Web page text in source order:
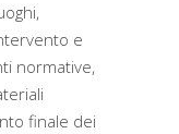
e
normative,
finale dei